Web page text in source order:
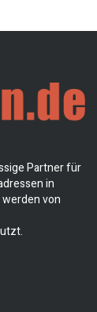
Partner für
in
von